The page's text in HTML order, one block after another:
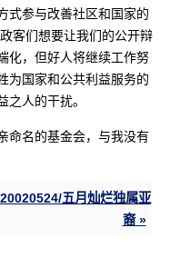
式参与改善社区和国家的
客们想要让我们的公开辩
化，但好人将继续工作努
为国家和公共利益服务的
之人的干扰。
命名的基金会，与我没有
20020524/五月灿烂独属亚
裔 »